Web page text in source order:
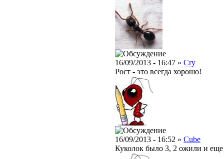
16/09/2013 - 16:47 » Cry
Рост - это всегда хорошо!
16/09/2013 - 16:52 » Cube
Куколок было 3, 2 ожили и еще